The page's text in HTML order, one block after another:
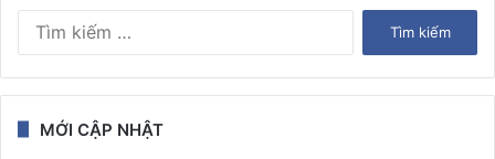
MỚI CẬP NHẬT